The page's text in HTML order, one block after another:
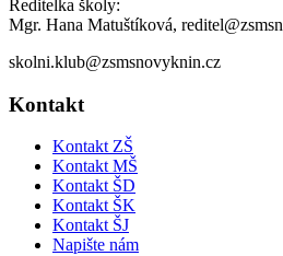
Ředitelka školy:
Mgr. Hana Matuštíková,
skolni.klub@zsmsnovyknin.cz
Kontakt
Kontakt ZŠ
Kontakt MŠ
Kontakt ŠD
Kontakt ŠK
Kontakt ŠJ
Napište nám